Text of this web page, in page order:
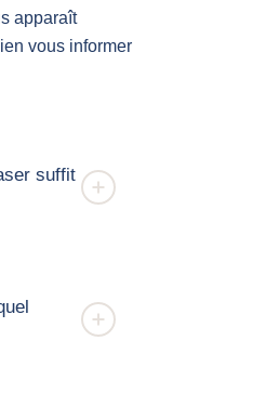
apparaît
vous informer
suffit